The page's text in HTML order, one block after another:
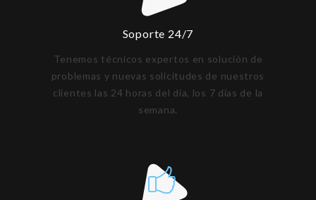
Soporte 24/7
Tenemos técnicos expertos en solución de
problemas y nuevas solicitudes de nuestros
clientes las 24 horas del día, los 7 días de la
semana.